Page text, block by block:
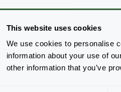
This website uses cookies
We use cookies to personalise
information about your use of
other information that you’ve